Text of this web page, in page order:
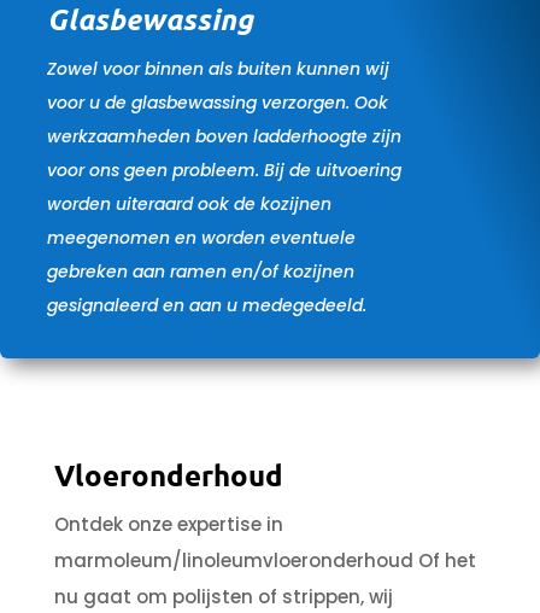
Glasbewassing
Zowel voor binnen als buiten kunnen wij
voor u de glasbewassing verzorgen. Ook
werkzaamheden boven ladderhoogte zijn
voor ons geen probleem. Bij de uitvoering
worden uiteraard ook de kozijnen
meegenomen en worden eventuele
gebreken aan ramen en/of kozijnen
gesignaleerd en aan u medegedeeld.
Vloeronderhoud
Ontdek onze expertise in
marmoleum/linoleumvloeronderhoud Of het
nu gaat om polijsten of strippen, wij